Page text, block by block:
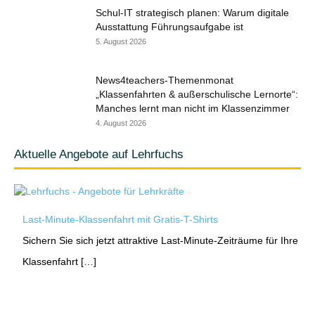
Schul-IT strategisch planen: Warum digitale
Ausstattung Führungsaufgabe ist
5. August 2026
News4teachers-Themenmonat
„Klassenfahrten & außerschulische Lernorte“:
Manches lernt man nicht im Klassenzimmer
4. August 2026
Aktuelle Angebote auf Lehrfuchs
Last-Minute-Klassenfahrt mit Gratis-T-Shirts
Sichern Sie sich jetzt attraktive Last-Minute-Zeiträume für Ihre
Klassenfahrt […]